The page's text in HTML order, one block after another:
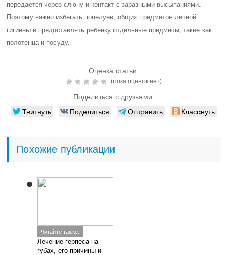
передается через слюну и контакт с заразными высыпаниями.
Поэтому важно избегать поцелуев, общих предметов личной
гигиены и предоставлять ребенку отдельные предметы, такие как
полотенца и посуду.
Оценка статьи:
(пока оценок нет)
Поделиться с друзьями:
Твитнуть Поделиться Отправить Класснуть
Похожие публикации
Читайте также:
Лечение герпеса на
губах, его причины и